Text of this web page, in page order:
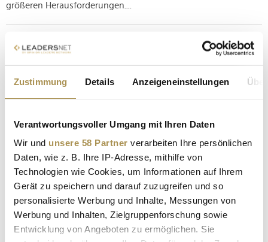
Zustimmung Details Anzeigeneinstellungen
Verantwortungsvoller Umgang mit Ihren Daten
Wir und unsere 58 Partner verarbeiten Ihre persönlichen
Daten, wie z. B. Ihre IP-Adresse, mithilfe von
Technologien wie Cookies, um Informationen auf Ihrem
Gerät zu speichern und darauf zuzugreifen und so
personalisierte Werbung und Inhalte, Messungen von
Werbung und Inhalten, Zielgruppenforschung sowie
Entwicklung von Angeboten zu ermöglichen. Sie
größeren Herausforderungen....
So schätzen österreichische CEOs das
Wirtschaftsjahr 2024 ein
Knapp die Hälfte der Befragten einer PwC-Studie geht von
heimische Wirtschaft dürfte aber zur Herausforderung
werden. Im globalen Vergleich erweisen sich heimische Top-
Manager:innen als Vorreiter bei Klimamaßnahmen. Trotz den
zahlreichen...
PwC startet Plattform für Aufsichtsräte in Österreich
NEWS | 18.01.2024